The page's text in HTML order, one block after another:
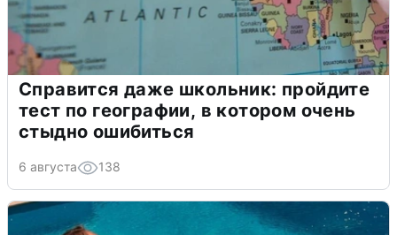
Справится даже школьник: пройдите
тест по географии, в котором очень
стыдно ошибиться
6 августа 138